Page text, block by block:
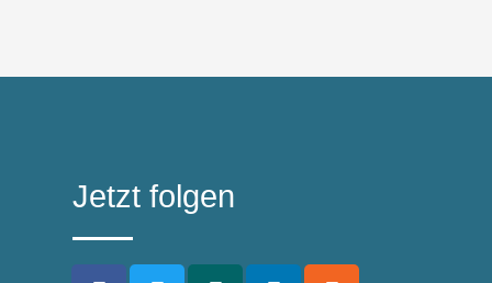
Jetzt folgen